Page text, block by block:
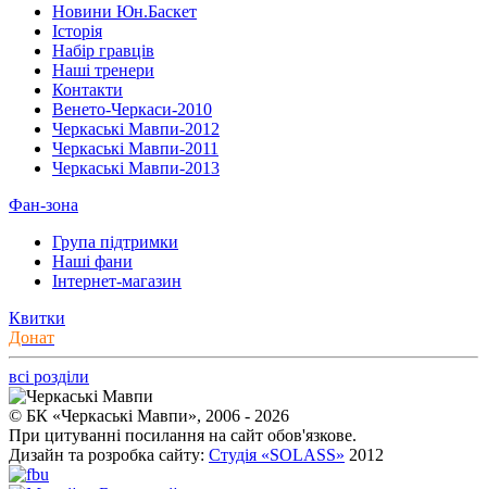
Новини Юн.Баскет
Історія
Набір гравців
Наші тренери
Контакти
Венето-Черкаси-2010
Черкаські Мавпи-2012
Черкаські Мавпи-2011
Черкаські Мавпи-2013
Фан-зона
Група підтримки
Наші фани
Інтернет-магазин
Квитки
Донат
всі розділи
© БК «Черкаські Мавпи», 2006 - 2026
При цитуванні посилання на сайт обов'язкове.
Дизайн та розробка сайту: Студія «SOLASS» 2012